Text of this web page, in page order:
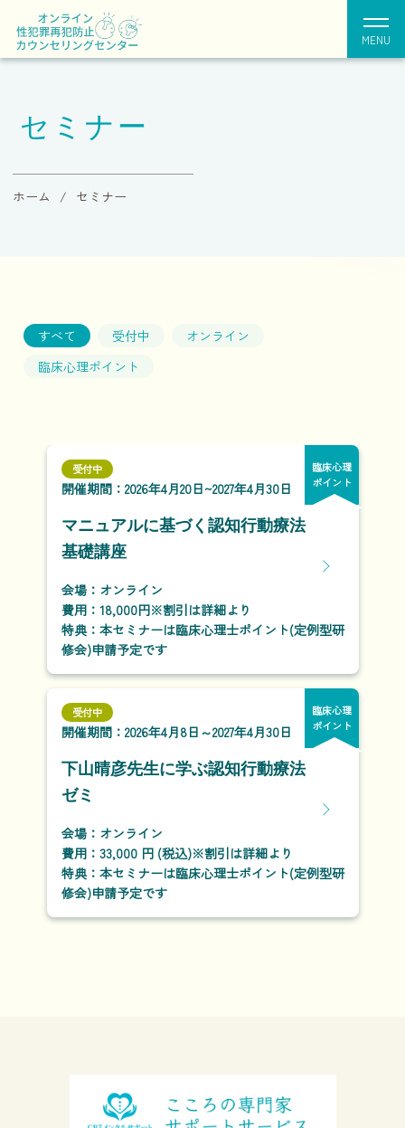
MENU
セミナー
ホーム セミナー
すべて 受付中
オンライン
臨床心理ポイント
臨床心理
ポイント
受付中
開催期間：2026年4月20日~2027年4月30日
マニュアルに基づく認知行動療法
基礎講座
会場：オンライン
費用：18,000円※割引は詳細より
特典：本セミナーは臨床心理士ポイント(定例型研
修会)申請予定です
臨床心理
ポイント
受付中
開催期間：2026年4月8日～2027年4月30日
下山晴彦先生に学ぶ認知行動療法
ゼミ
会場：オンライン
費用：33,000 円 (税込)※割引は詳細より
特典：本セミナーは臨床心理士ポイント(定例型研
修会)申請予定です